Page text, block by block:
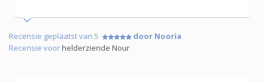
Recensie geplaatst van 5
door Nooria
Recensie voorhelderziende Nour